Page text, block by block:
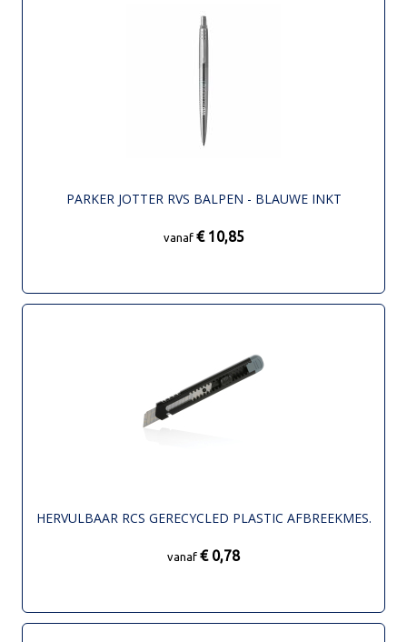
PARKER JOTTER RVS BALPEN - BLAUWE INKT
vanaf € 10,85
HERVULBAAR RCS GERECYCLED PLASTIC AFBREEKMES.
vanaf € 0,78